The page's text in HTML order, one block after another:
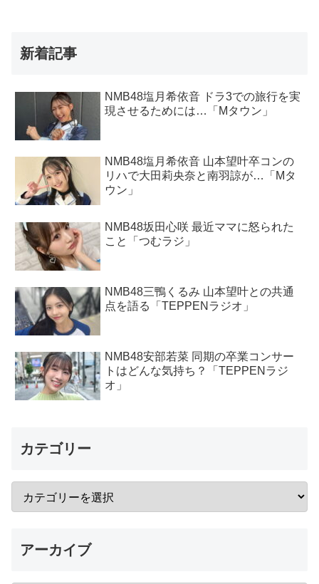
新着記事
NMB48塩月希依音 ドラ3での旅行を実
現させるためには…「Mタウン」
NMB48塩月希依音 山本望叶卒コンの
リハで大田莉央奈と南羽諒が…「Mタ
ウン」
NMB48坂田心咲 最近ママに怒られた
こと「つむラジ」
NMB48三鴨くるみ 山本望叶との共通
点を語る「TEPPENラジオ」
NMB48安部若菜 同期の卒業コンサー
トはどんな気持ち？「TEPPENラジ
オ」
カテゴリー
アーカイブ